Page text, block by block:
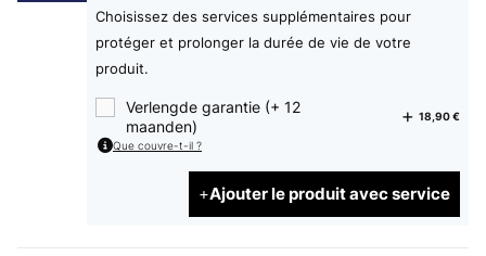
Choisissez des services supplémentaires pour
protéger et prolonger la durée de vie de votre
produit.
Verlengde garantie (+ 12
maanden)
18,90 €
Que couvre-t-il ?
Ajouter le produit avec service